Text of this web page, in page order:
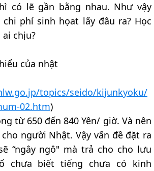
có lẽ gần bằng nhau. Như vậy
phí sinh họat lấy đâu ra? Học
chịu?
của nhật
topics/seido/kijunkyoku/
02.htm)
từ 650 đến 840 Yên/ giờ. Và nên
người Nhật. Vậy vấn đề đặt ra
“ngây ngô" mà trả cho cho lưu
chưa biết tiếng chưa có kinh